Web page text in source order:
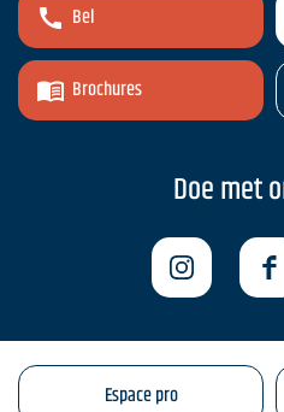
Bel
Brochures
Doe met
Espace pro